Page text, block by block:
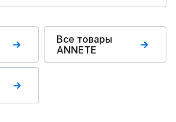
Все товары
ANNETE